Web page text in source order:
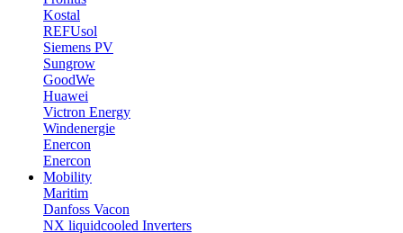
Kostal
REFUsol
Siemens PV
Sungrow
GoodWe
Huawei
Victron Energy
Windenergie
Enercon
Enercon
Mobility
Maritim
Danfoss Vacon
NX liquidcooled Inverters